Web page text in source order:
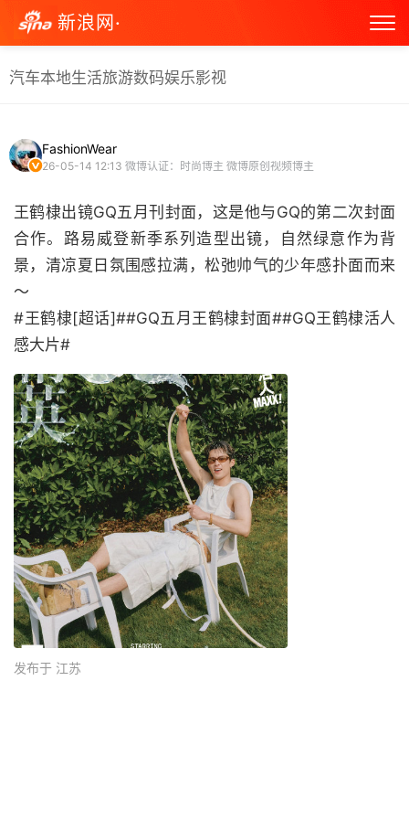
新浪网·
汽车本地生活旅游数码娱乐影视
FashionWear
26-05-14 12:13 微博认证：时尚博主 微博原创视频博主
王鹤棣出镜GQ五月刊封面，这是他与GQ的第二次封面
合作。路易威登新季系列造型出镜，自然绿意作为背
景，清凉夏日氛围感拉满，松弛帅气的少年感扑面而来
～
#王鹤棣[超话]##GQ五月王鹤棣封面##GQ王鹤棣活人
感大片# ​
发布于 江苏